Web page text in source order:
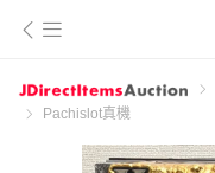
Pachislot真機